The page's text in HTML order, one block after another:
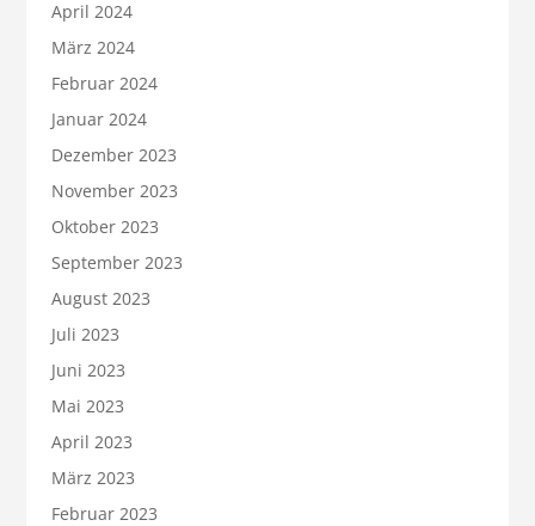
April 2024
März 2024
Februar 2024
Januar 2024
Dezember 2023
November 2023
Oktober 2023
September 2023
August 2023
Juli 2023
Juni 2023
Mai 2023
April 2023
März 2023
Februar 2023